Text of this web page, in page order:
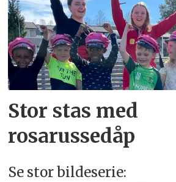
Stor stas med
rosarussedåp
Se stor bildeserie: